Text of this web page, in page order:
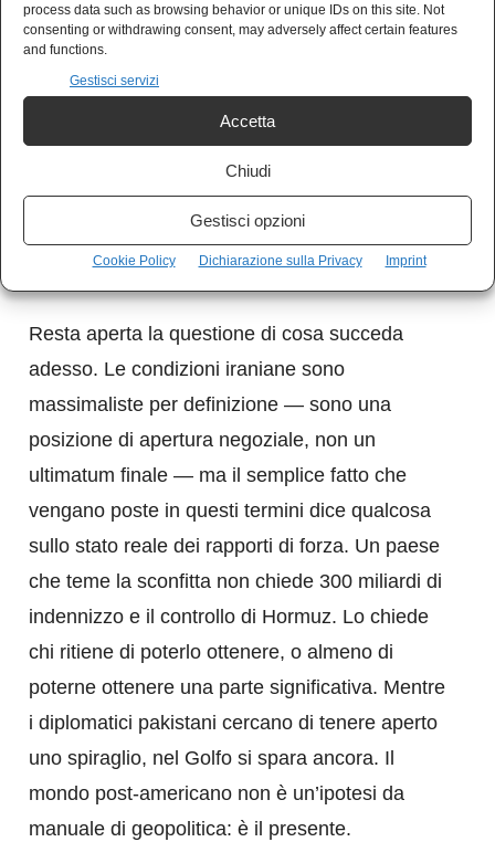
process data such as browsing behavior or unique IDs on this site. Not
consenting or withdrawing consent, may adversely affect certain features
and functions.
Gestisci servizi
Accetta
Chiudi
Gestisci opzioni
Cookie Policy Dichiarazione sulla Privacy Imprint
propaganda. Oggi la stessa analisi viene
formulata, con maggiore precisione tecnica e
senza nessuna simpatia ideologica per i suoi
avversari, da chi quella politica estera l’ha
progettata e sostenuta. Non è una
conversione: è la constatazione di un fallimento
che non si può più nascondere dietro
l’ottimismo di servizio.
Resta aperta la questione di cosa succeda
adesso. Le condizioni iraniane sono
massimaliste per definizione — sono una
posizione di apertura negoziale, non un
ultimatum finale — ma il semplice fatto che
vengano poste in questi termini dice qualcosa
sullo stato reale dei rapporti di forza. Un paese
che teme la sconfitta non chiede 300 miliardi di
indennizzo e il controllo di Hormuz. Lo chiede
chi ritiene di poterlo ottenere, o almeno di
poterne ottenere una parte significativa. Mentre
i diplomatici pakistani cercano di tenere aperto
uno spiraglio, nel Golfo si spara ancora. Il
mondo post-americano non è un’ipotesi da
manuale di geopolitica: è il presente.